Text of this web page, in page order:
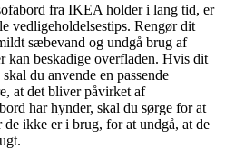
fra IKEA holder i lang tid, er
vedligeholdelsestips. Rengør dit
sæbevand og undgå brug af
kan beskadige overfladen. Hvis dit
du anvende en passende
at det bliver påvirket af
har hynder, skal du sørge for at
de ikke er i brug, for at undgå, at de